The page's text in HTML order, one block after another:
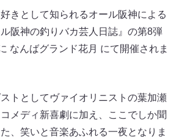
きとして知られるオール阪神による
阪神の釣りバカ芸人日誌』の第8弾
なんばグランド花月 にて開催されま
トとしてヴァイオリニストの葉加瀬
メディ新喜劇に加え、ここでしか聞
、笑いと音楽あふれる一夜となりま